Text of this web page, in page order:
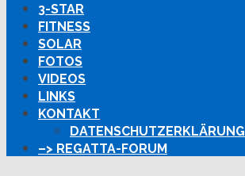
3-STAR
FITNESS
SOLAR
FOTOS
VIDEOS
LINKS
KONTAKT
DATENSCHUTZERKLÄRUNG
–> REGATTA-FORUM